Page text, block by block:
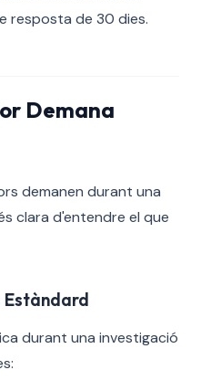
resposta de 30 dies.
Demana
demanen durant una
clara d'entendre el que
Estàndard
durant una investigació